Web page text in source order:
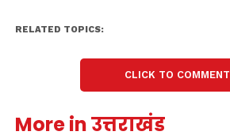
RELATED TOPICS:
CLICK TO COMMENT
More in उत्तराखंड